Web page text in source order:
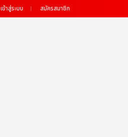
เข้าสู่ระบบ สมัครสมาชิก